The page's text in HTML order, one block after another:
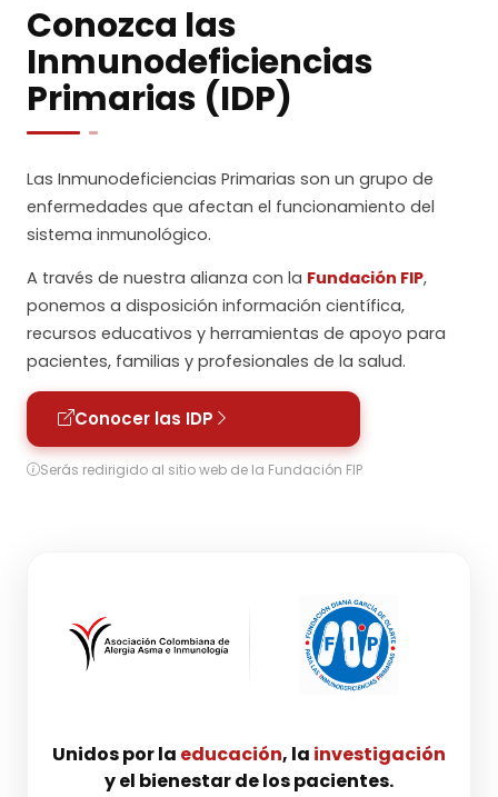
Conozca las
Inmunodeficiencias
Primarias (IDP)
Las Inmunodeficiencias Primarias son un grupo de
enfermedades que afectan el funcionamiento del
sistema inmunológico.
A través de nuestra alianza con la Fundación FIP,
ponemos a disposición información científica,
recursos educativos y herramientas de apoyo para
pacientes, familias y profesionales de la salud.
Conocer las IDP
Serás redirigido al sitio web de la Fundación FIP
Unidos por la educación, la investigación
y el bienestar de los pacientes.